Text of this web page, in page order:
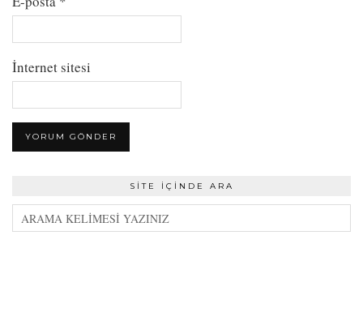
İnternet sitesi
SITE İÇINDE ARA